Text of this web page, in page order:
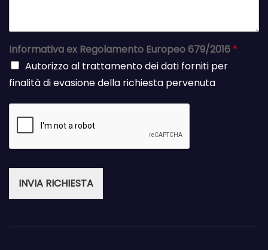
Informativa ex Regolamento Europeo 679/2016 *
Autorizzo al trattamento dei dati forniti per
finalità di evasione della richiesta pervenuta
INVIA RICHIESTA